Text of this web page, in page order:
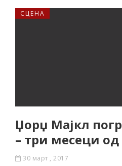
СЦЕНА
Џорџ Мајкл
– три месеци од
30 март , 2017